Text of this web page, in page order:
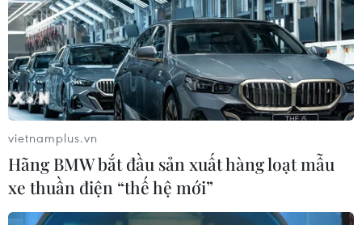
vietnamplus.vn
Hãng BMW bắt đầu sản xuất hàng loạt mẫu
xe thuần điện “thế hệ mới”